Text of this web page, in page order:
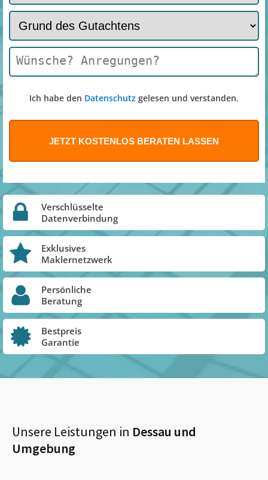
Ich habe den Datenschutz gelesen und verstanden.
Verschlüsselte
Datenverbindung
Exklusives
Maklernetzwerk
Persönliche
Beratung
Bestpreis
Garantie
Unsere Leistungen in Dessau und
Umgebung